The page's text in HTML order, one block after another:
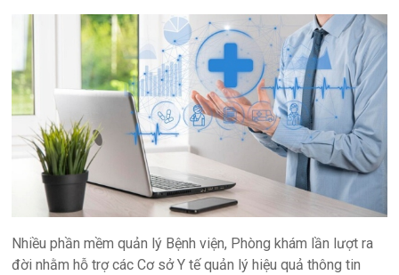
phòng
xét
nghiệm
TPH.LabIMS
Nhiều phần mềm quản lý Bệnh viện, Phòng khám lần lượt ra
đời nhằm hỗ trợ các Cơ sở Y tế quản lý hiệu quả thông tin